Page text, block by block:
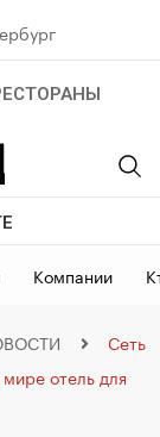
Компании
Сеть
отель для